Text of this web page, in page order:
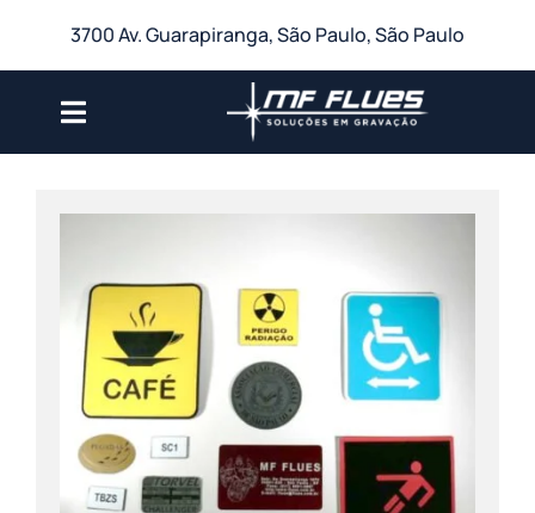
o
conteúdo
3700 Av. Guarapiranga, São Paulo, São Paulo
Toggle
Serviços
Galeria